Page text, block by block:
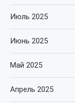
Июль 2025
Июнь 2025
Май 2025
Апрель 2025